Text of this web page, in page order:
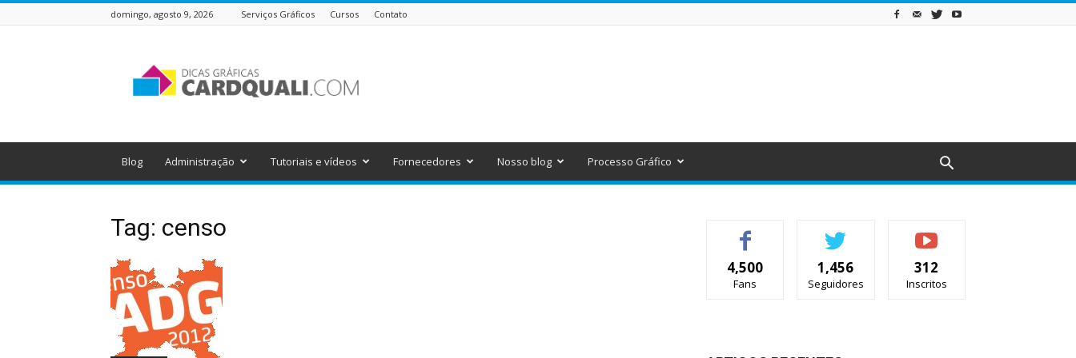
domingo, agosto 9, 2026 Serviços Gráficos Cursos Contato
Gráficas
do
Blog Administração Tutoriais e vídeos Fornecedores Nosso blog Processo Gráfico
Tag: censo
4,500
Fans
1,456
Seguidores
312
Inscritos